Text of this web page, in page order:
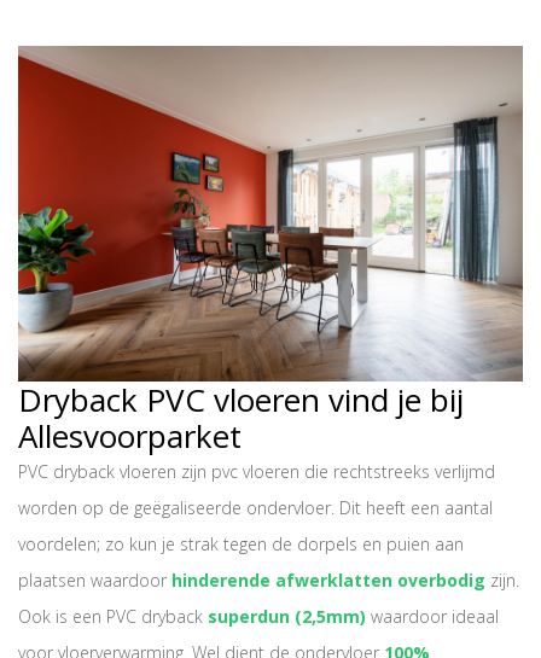
Dryback PVC vloeren vind je bij
Allesvoorparket
PVC dryback vloeren zijn pvc vloeren die rechtstreeks verlijmd
worden op de geëgaliseerde ondervloer. Dit heeft een aantal
voordelen; zo kun je strak tegen de dorpels en puien aan
plaatsen waardoor hinderende afwerklatten overbodig zijn.
Ook is een PVC dryback superdun (2,5mm) waardoor ideaal
voor vloerverwarming. Wel dient de ondervloer 100%